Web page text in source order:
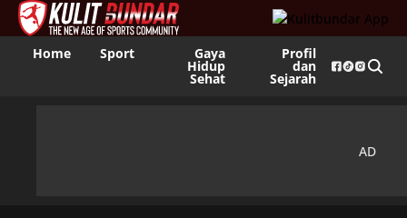
Home Sport Gaya
Hidup
Sehat
Profil
dan
Sejarah